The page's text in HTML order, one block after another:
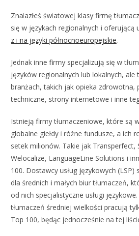
Znalazłeś światowej klasy firmę
się w językach regionalnych i oferującą
z i na języki północnoeuropejskie.
Jednak inne firmy specjalizują się w
języków regionalnych lub lokalnych, ale
branżach, takich jak opieka zdrowotna,
techniczne, strony internetowe i inne
Istnieją firmy tłumaczeniowe, które są
globalne giełdy i różne fundusze, a ich
setek milionów. Takie jak Transperfect,
Welocalize, LanguageLine Solutions i
100. Dostawcy usług językowych (LSP)
dla średnich i małych biur tłumaczeń,
od nich specjalistyczne usługi
tłumaczeń średniej wielkości pracują
Top 100, będąc jednocześnie na tej